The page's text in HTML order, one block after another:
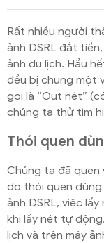
Rất nhiều người
ảnh DSRL đắt
ảnh du lịch. Hầu
đều bị chung một
gọi là “Out nét”
chúng ta thử tìm
Thói quen
Chúng ta đã quen
do thói quen dùng
ảnh DSRL, việc
khi lấy nét tự
lịch và trên máy